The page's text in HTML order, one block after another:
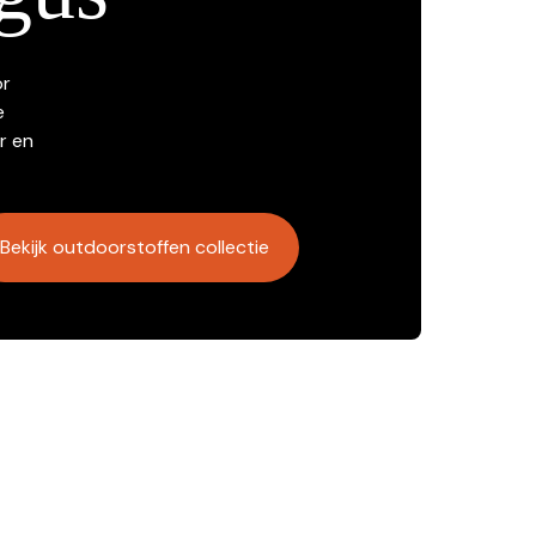
en
Bekijk outdoorstoffen collectie